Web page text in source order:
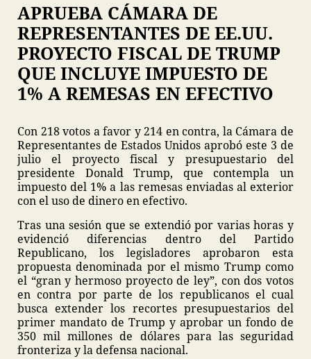
APRUEBA CÁMARA DE
REPRESENTANTES DE EE.UU.
PROYECTO FISCAL DE TRUMP
QUE INCLUYE IMPUESTO DE
1% A REMESAS EN EFECTIVO
Con 218 votos a favor y 214 en contra, la Cámara de
Representantes de Estados Unidos aprobó este 3 de
julio el proyecto fiscal y presupuestario del
presidente Donald Trump, que contempla un
impuesto del 1% a las remesas enviadas al exterior
con el uso de dinero en efectivo.
Tras una sesión que se extendió por varias horas y
evidenció diferencias dentro del Partido
Republicano, los legisladores aprobaron esta
propuesta denominada por el mismo Trump como
el “gran y hermoso proyecto de ley”, con dos votos
en contra por parte de los republicanos el cual
busca extender los recortes presupuestarios del
primer mandato de Trump y aprobar un fondo de
350 mil millones de dólares para las seguridad
fronteriza y la defensa nacional.